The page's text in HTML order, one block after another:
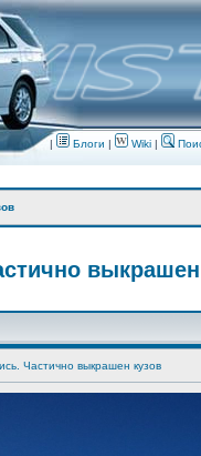
| Блоги | Wiki |
Частично выкрашен кузов